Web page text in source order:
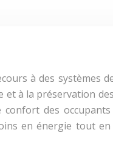
à des systèmes
à la préservation
des
en énergie tout